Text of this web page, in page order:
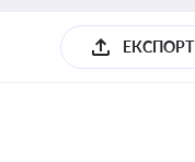
ЕКСПОРТ